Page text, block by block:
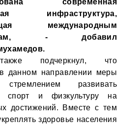
современная
инфраструктура,
международным
- добавил
подчеркнул, что
данном направлении меры
стремлением развивать
спорт и физкультуру на
достижений. Вместе с тем
здоровье населения